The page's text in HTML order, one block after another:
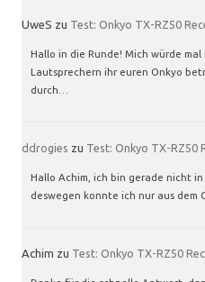
UweS zu Test: Onkyo TX-RZ50
Hallo in die Runde! Mich würde
Lautsprechern ihr euren Onkyo
durch…
ddrogies zu Test: Onkyo TX-RZ50
Hallo Achim, ich bin gerade nicht in
deswegen konnte ich nur aus dem
Achim zu Test: Onkyo TX-RZ50